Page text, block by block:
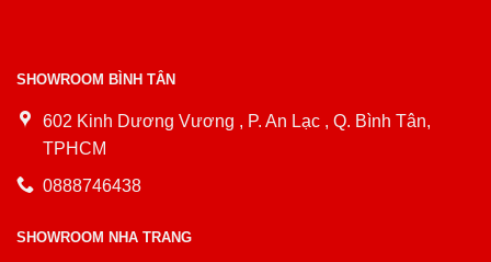
SHOWROOM BÌNH TÂN
602 Kinh Dương Vương , P. An Lạc , Q. Bình Tân,
TPHCM
0888746438
SHOWROOM NHA TRANG